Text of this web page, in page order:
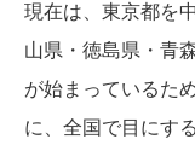
現在は、東京都を
山県・徳島県・青
が始まっているた
に、全国で目にす